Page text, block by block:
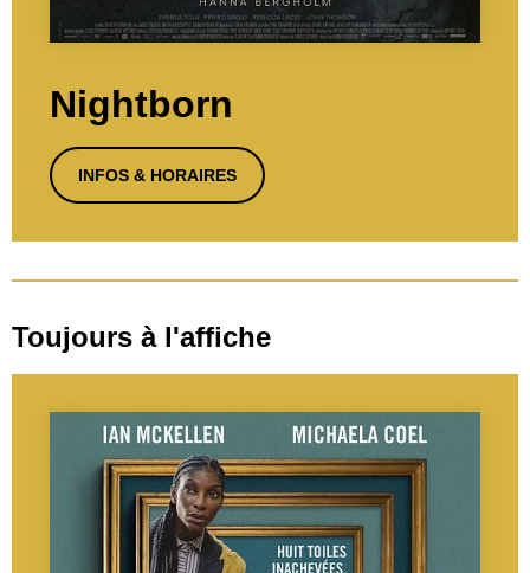
Nightborn
INFOS & HORAIRES
Toujours à l'affiche